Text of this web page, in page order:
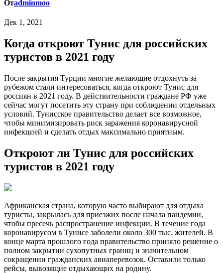
Отadminmoo
Дек 1, 2021
Когда откроют Тунис для российских
туристов в 2021 году
После закрытия Турции многие желающие отдохнуть за
рубежом стали интересоваться, когда откроют Тунис для
россиян в 2021 году. В действительности граждане РФ уже
сейчас могут посетить эту страну при соблюдении отдельных
условий. Тунисское правительство делает все возможное,
чтобы минимизировать риск заражения коронавирусной
инфекцией и сделать отдых максимально приятным.
Откроют ли Тунис для российских
туристов в 2021 году
Африканская страна, которую часто выбирают для отдыха
туристы, закрылась для приезжих после начала пандемии,
чтобы пресечь распространение инфекции. В течение года
коронавирусом в Тунисе заболели около 300 тыс. жителей. В
конце марта прошлого года правительство приняло решение о
полном закрытии сухопутных границ и значительном
сокращении гражданских авиаперевозок. Оставили только
рейсы, вывозящие отдыхающих на родину.